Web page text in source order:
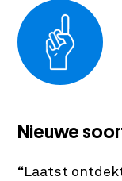
Nieuwe
“Laatst